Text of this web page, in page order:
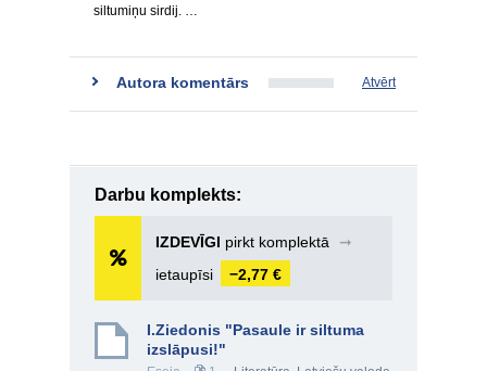
siltumiņu sirdij. …
Autora komentārs Atvērt
Darbu komplekts:
IZDEVĪGI pirkt komplektā
➞
ietaupīsi
−2,77 €
I.Ziedonis "Pasaule ir siltuma
izslāpusi!"